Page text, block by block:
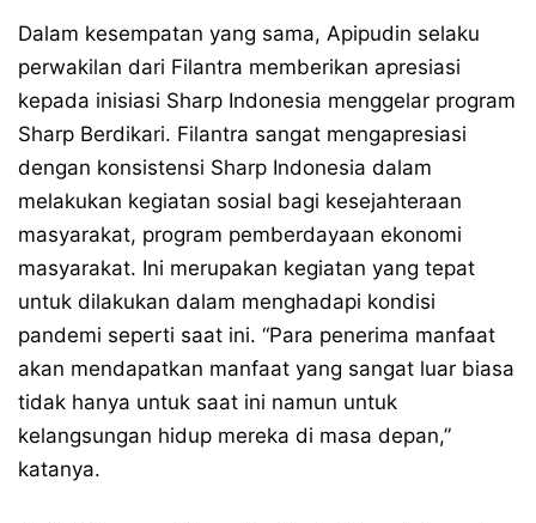
Dalam kesempatan yang sama, Apipudin selaku
perwakilan dari Filantra memberikan apresiasi
kepada inisiasi Sharp Indonesia menggelar program
Sharp Berdikari. Filantra sangat mengapresiasi
dengan konsistensi Sharp Indonesia dalam
melakukan kegiatan sosial bagi kesejahteraan
masyarakat, program pemberdayaan ekonomi
masyarakat. Ini merupakan kegiatan yang tepat
untuk dilakukan dalam menghadapi kondisi
pandemi seperti saat ini. “Para penerima manfaat
akan mendapatkan manfaat yang sangat luar biasa
tidak hanya untuk saat ini namun untuk
kelangsungan hidup mereka di masa depan,”
katanya.